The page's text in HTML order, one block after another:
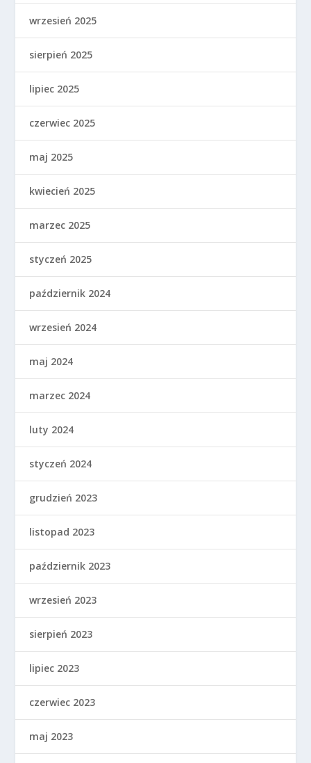
wrzesień 2025
sierpień 2025
lipiec 2025
czerwiec 2025
maj 2025
kwiecień 2025
marzec 2025
styczeń 2025
październik 2024
wrzesień 2024
maj 2024
marzec 2024
luty 2024
styczeń 2024
grudzień 2023
listopad 2023
październik 2023
wrzesień 2023
sierpień 2023
lipiec 2023
czerwiec 2023
maj 2023